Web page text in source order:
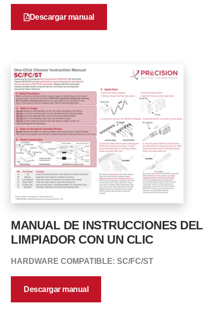
Descargar manual
MANUAL DE INSTRUCCIONES DEL
LIMPIADOR CON UN CLIC
HARDWARE COMPATIBLE: SC/FC/ST
Descargar manual